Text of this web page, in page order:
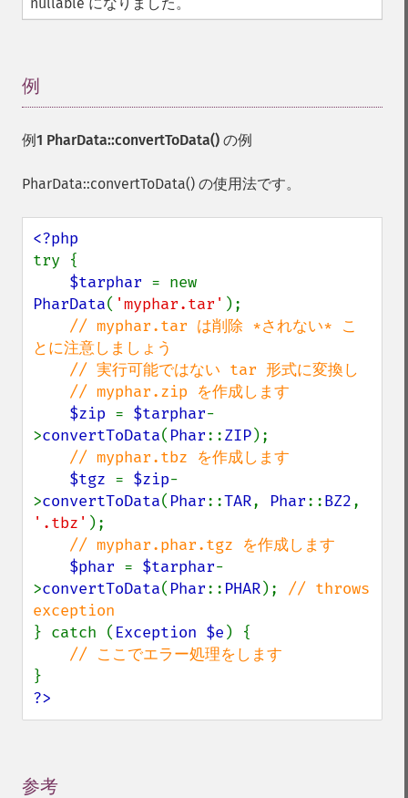
例
例1 PharData::convertToData() の例
PharData::convertToData() の使用法です。
try {
$tarphar
PharData( 'myphar.tar' );
// myphar.tar は削除 *されない* こ
とに注意しましょう
$zip = $tarphar-
>convertToData( Phar::ZIP);
// myphar.tbz を作成します
$tgz = $zip-
>convertToData( Phar::TAR, Phar::BZ2
'.tbz' );
// myphar.phar.tgz を作成します
$phar = $tarphar-
>convertToData( Phar:: PHAR); // throws
} catch ( Exception $e ) {
?>
参考